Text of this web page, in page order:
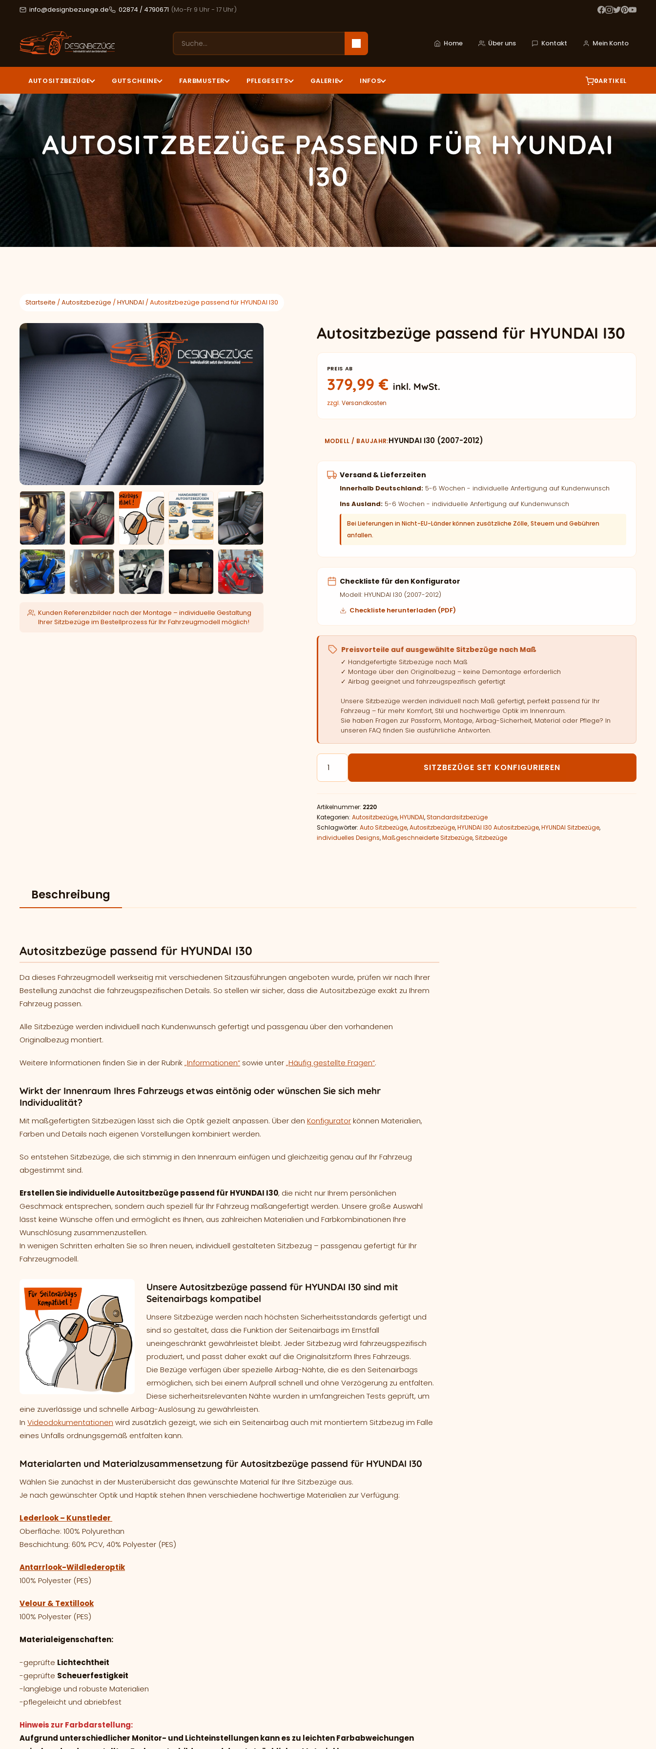
info@designbezuege.de 02874 / 4790671 (Mo-Fr 9 Uhr - 17 Uhr)
Home Über uns Kontakt Mein Konto
AUTOSITZBEZÜGE GUTSCHEINE FARBMUSTER PFLEGESETS GALERIE INFOS 0ARTIKEL
AUTOSITZBEZÜGE PASSEND FÜR HYUNDAI
I30
Startseite /Autositzbezüge /HYUNDAI / Autositzbezüge passend für HYUNDAI I30
Kunden Referenzbilder nach der Montage – individuelle Gestaltung
Ihrer Sitzbezüge im Bestellprozess für Ihr Fahrzeugmodell möglich!
Autositzbezüge passend für HYUNDAI I30
PREIS AB
379,99€ inkl. MwSt.
zzgl. Versandkosten
MODELL / BAUJAHR HYUNDAI I30 (2007-2012)
Versand & Lieferzeiten
Innerhalb Deutschland:5-6 Wochen - individuelle Anfertigung auf Kundenwunsch
Ins Ausland:5-6 Wochen - individuelle Anfertigung auf Kundenwunsch
Bei Lieferungen in Nicht-EU-Länder können zusätzliche Zölle, Steuern und Gebühren
anfallen.
Checkliste für den Konfigurator
Modell: HYUNDAI I30 (2007-2012)
Checkliste herunterladen (PDF)
Preisvorteile auf ausgewählte Sitzbezüge nach Maß
✓ Handgefertigte Sitzbezüge nach Maß
✓ Montage über den Originalbezug – keine Demontage erforderlich
✓ Airbag geeignet und fahrzeugspezifisch gefertigt
Unsere Sitzbezüge werden individuell nach Maß gefertigt, perfekt passend für Ihr
Fahrzeug – für mehr Komfort, Stil und hochwertige Optik im Innenraum.
Sie haben Fragen zur Passform, Montage, Airbag-Sicherheit, Material oder Pflege? In
unseren FAQ finden Sie ausführliche Antworten.
Autositzbezüge passend für HYUNDAI I30 Menge
SITZBEZÜGE SET KONFIGURIEREN
Artikelnummer: 2220
Kategorien: Autositzbezüge,HYUNDAI,Standardsitzbezüge
Schlagwörter: Auto Sitzbezüge,Autositzbezüge,HYUNDAI I30 Autositzbezüge,HYUNDAI Sitzbezüge,
individuelles Designs,Maßgeschneiderte Sitzbezüge,Sitzbezüge
Beschreibung
Autositzbezüge passend für HYUNDAI I30
Da dieses Fahrzeugmodell werkseitig mit verschiedenen Sitzausführungen angeboten wurde, prüfen wir nach Ihrer
Bestellung zunächst die fahrzeugspezifischen Details. So stellen wir sicher, dass die Autositzbezüge exakt zu Ihrem
Fahrzeug passen.
Alle Sitzbezüge werden individuell nach Kundenwunsch gefertigt und passgenau über den vorhandenen
Originalbezug montiert.
Weitere Informationen finden Sie in der Rubrik„Informationen“ sowie unter„Häufig gestellte Fragen“.
Wirkt der Innenraum Ihres Fahrzeugs etwas eintönig oder wünschen Sie sich mehr
Individualität?
Mit maßgefertigten Sitzbezügen lässt sich die Optik gezielt anpassen. Über den Konfiguratorkönnen Materialien,
Farben und Details nach eigenen Vorstellungen kombiniert werden.
So entstehen Sitzbezüge, die sich stimmig in den Innenraum einfügen und gleichzeitig genau auf Ihr Fahrzeug
abgestimmt sind.
Erstellen Sie individuelle Autositzbezüge passend für HYUNDAI I30, die nicht nur Ihrem persönlichen
Geschmack entsprechen, sondern auch speziell für Ihr Fahrzeug maßangefertigt werden. Unsere große Auswahl
lässt keine Wünsche offen und ermöglicht es Ihnen, aus zahlreichen Materialien und Farbkombinationen Ihre
Wunschlösung zusammenzustellen.
In wenigen Schritten erhalten Sie so Ihren neuen, individuell gestalteten Sitzbezug – passgenau gefertigt für Ihr
Fahrzeugmodell.
Unsere Autositzbezüge passend für HYUNDAI I30 sind mit
Seitenairbags kompatibel
Unsere Sitzbezüge werden nach höchsten Sicherheitsstandards gefertigt und
sind so gestaltet, dass die Funktion der Seitenairbags im Ernstfall
uneingeschränkt gewährleistet bleibt. Jeder Sitzbezug wird fahrzeugspezifisch
produziert, und passt daher exakt auf die Originalsitzform Ihres Fahrzeugs.
Die Bezüge verfügen über spezielle Airbag-Nähte, die es den Seitenairbags
ermöglichen, sich bei einem Aufprall schnell und ohne Verzögerung zu entfalten.
Diese sicherheitsrelevanten Nähte wurden in umfangreichen Tests geprüft, um
eine zuverlässige und schnelle Airbag-Auslösung zu gewährleisten.
In Videodokumentationen wird zusätzlich gezeigt, wie sich ein Seitenairbag auch mit montiertem Sitzbezug im Falle
eines Unfalls ordnungsgemäß entfalten kann.
Materialarten und Materialzusammensetzung für Autositzbezüge passend für HYUNDAI I30
Wählen Sie zunächst in der Musterübersicht das gewünschte Material für Ihre Sitzbezüge aus.
Je nach gewünschter Optik und Haptik stehen Ihnen verschiedene hochwertige Materialien zur Verfügung:
Lederlook – Kunstleder
Oberfläche: 100% Polyurethan
Beschichtung: 60% PCV, 40% Polyester (PES)
Antarrlook-Wildlederoptik
100% Polyester (PES)
Velour & Textillook
100% Polyester (PES)
Materialeigenschaften:
-geprüfte Lichtechtheit
-geprüfte Scheuerfestigkeit
-langlebige und robuste Materialien
-pflegeleicht und abriebfest
Hinweis zur Farbdarstellung:
Aufgrund unterschiedlicher Monitor- und Lichteinstellungen kann es zu leichten Farbabweichungen